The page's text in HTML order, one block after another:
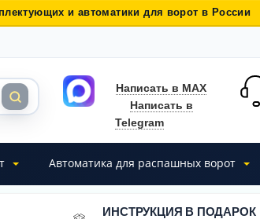
и автоматики для ворот в России
Написать в MAX
Написать в
Telegram
Автоматика для распашных ворот
ИНСТРУКЦИЯ В ПОДАРОК